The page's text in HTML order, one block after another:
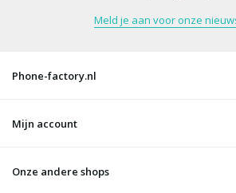
Meld je aan voor onze
Phone-factory.nl
Mijn account
Onze andere shops